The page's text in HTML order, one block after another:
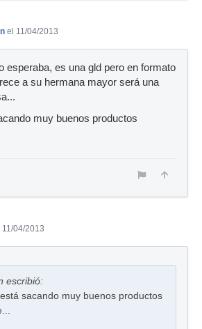
el 11/04/2013
esperaba, es una gld pero en formato
a su hermana mayor será una
muy buenos productos
11/04/2013
escribió:
sacando muy buenos productos